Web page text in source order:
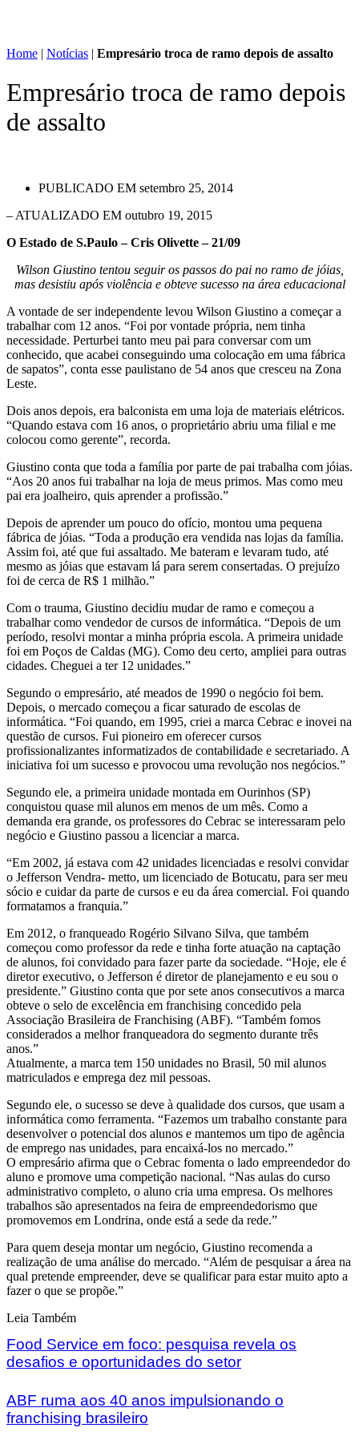
Home | Notícias | Empresário troca de ramo depois de assalto
Empresário troca de ramo depois
de assalto
PUBLICADO EM setembro 25, 2014
– ATUALIZADO EM outubro 19, 2015
O Estado de S.Paulo – Cris Olivette – 21/09
Wilson Giustino tentou seguir os passos do pai no ramo de jóias,
mas desistiu após violência e obteve sucesso na área educacional
A vontade de ser independente levou Wilson Giustino a começar a
trabalhar com 12 anos. “Foi por vontade própria, nem tinha
necessidade. Perturbei tanto meu pai para conversar com um
conhecido, que acabei conseguindo uma colocação em uma fábrica
de sapatos”, conta esse paulistano de 54 anos que cresceu na Zona
Leste.
Dois anos depois, era balconista em uma loja de materiais elétricos.
“Quando estava com 16 anos, o proprietário abriu uma filial e me
colocou como gerente”, recorda.
Giustino conta que toda a família por parte de pai trabalha com jóias.
“Aos 20 anos fui trabalhar na loja de meus primos. Mas como meu
pai era joalheiro, quis aprender a profissão.”
Depois de aprender um pouco do ofício, montou uma pequena
fábrica de jóias. “Toda a produção era vendida nas lojas da família.
Assim foi, até que fui assaltado. Me bateram e levaram tudo, até
mesmo as jóias que estavam lá para serem consertadas. O prejuízo
foi de cerca de R$ 1 milhão.”
Com o trauma, Giustino decidiu mudar de ramo e começou a
trabalhar como vendedor de cursos de informática. “Depois de um
período, resolvi montar a minha própria escola. A primeira unidade
foi em Poços de Caldas (MG). Como deu certo, ampliei para outras
cidades. Cheguei a ter 12 unidades.”
Segundo o empresário, até meados de 1990 o negócio foi bem.
Depois, o mercado começou a ficar saturado de escolas de
informática. “Foi quando, em 1995, criei a marca Cebrac e inovei na
questão de cursos. Fui pioneiro em oferecer cursos
profissionalizantes informatizados de contabilidade e secretariado. A
iniciativa foi um sucesso e provocou uma revolução nos negócios.”
Segundo ele, a primeira unidade montada em Ourinhos (SP)
conquistou quase mil alunos em menos de um mês. Como a
demanda era grande, os professores do Cebrac se interessaram pelo
negócio e Giustino passou a licenciar a marca.
“Em 2002, já estava com 42 unidades licenciadas e resolvi convidar
o Jefferson Vendra- metto, um licenciado de Botucatu, para ser meu
sócio e cuidar da parte de cursos e eu da área comercial. Foi quando
formatamos a franquia.”
Em 2012, o franqueado Rogério Silvano Silva, que também
começou como professor da rede e tinha forte atuação na captação
de alunos, foi convidado para fazer parte da sociedade. “Hoje, ele é
diretor executivo, o Jefferson é diretor de planejamento e eu sou o
presidente.” Giustino conta que por sete anos consecutivos a marca
obteve o selo de excelência em franchising concedido pela
Associação Brasileira de Franchising (ABF). “Também fomos
considerados a melhor franqueadora do segmento durante três
anos.”
Atualmente, a marca tem 150 unidades no Brasil, 50 mil alunos
matriculados e emprega dez mil pessoas.
Segundo ele, o sucesso se deve à qualidade dos cursos, que usam a
informática como ferramenta. “Fazemos um trabalho constante para
desenvolver o potencial dos alunos e mantemos um tipo de agência
de emprego nas unidades, para encaixá-los no mercado.”
O empresário afirma que o Cebrac fomenta o lado empreendedor do
aluno e promove uma competição nacional. “Nas aulas do curso
administrativo completo, o aluno cria uma empresa. Os melhores
trabalhos são apresentados na feira de empreendedorismo que
promovemos em Londrina, onde está a sede da rede.”
Para quem deseja montar um negócio, Giustino recomenda a
realização de uma análise do mercado. “Além de pesquisar a área na
qual pretende empreender, deve se qualificar para estar muito apto a
fazer o que se propõe.”
Leia Também
Food Service em foco: pesquisa revela os
desafios e oportunidades do setor
ABF ruma aos 40 anos impulsionando o
franchising brasileiro